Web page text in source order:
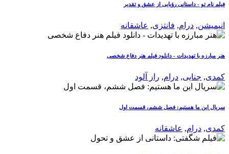
فیلم نام تو - داستانی رؤیایی از عشق و تقدیر
انیمیشن, درام, فانتزی, عاشقانه
هنر مبارزه با تهدیدات - دانلود فیلم هنر دفاع شخصی
کمدی, جنایی, درام, راز آلود
سریال این ما هستیم: فصل ششم، قسمت اول
کمدی, درام, عاشقانه